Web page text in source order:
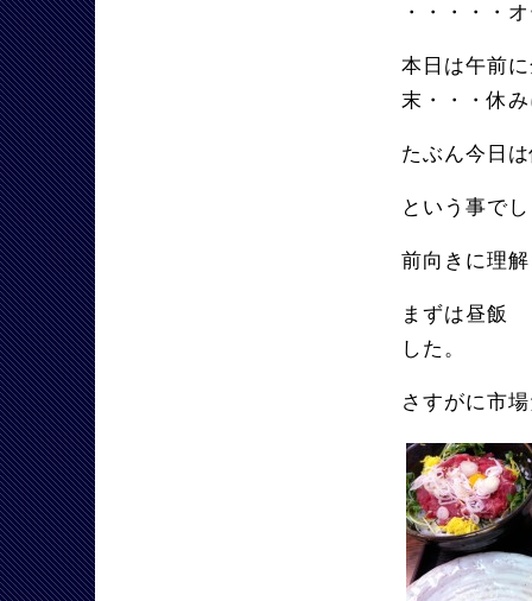
・・・・・
本日は午前
末・・・休
たぶん今日
という事で
前向きに理
まずは昼飯
した。
さすがに市